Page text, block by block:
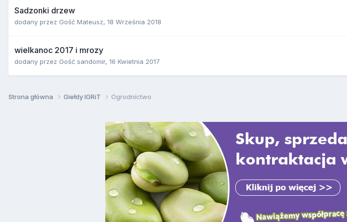
Sadzonki drzew
dodany przez Gość Mateusz, 18 Września 2018
wielkanoc 2017 i mrozy
dodany przez Gość sandomir, 16 Kwietnia 2017
Strona główna Giełdy IGRiT Ogrodnictwo